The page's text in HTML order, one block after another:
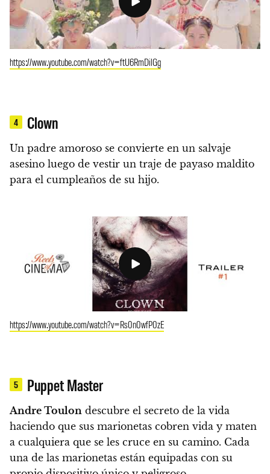
https://www.youtube.com/watch?v=ftU6RmDilGg
4 Clown
Un padre amoroso se convierte en un salvaje
asesino luego de vestir un traje de payaso maldito
para el cumpleaños de su hijo.
https://www.youtube.com/watch?v=Rs0n0wfP0zE
5 Puppet Master
Andre Toulon descubre el secreto de la vida
haciendo que sus marionetas cobren vida y maten
a cualquiera que se les cruce en su camino. Cada
una de las marionetas están equipadas con su